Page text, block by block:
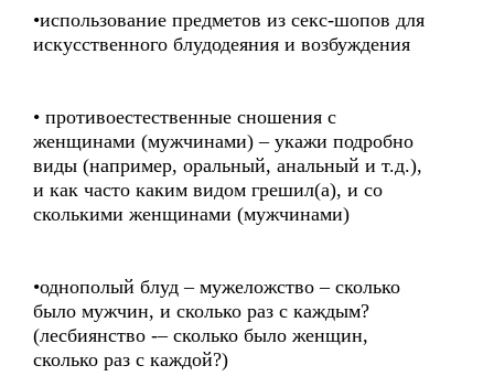
•использование предметов из секс-шопов для
искусственного блудодеяния и возбуждения
• противоестественные сношения с
женщинами (мужчинами) – укажи подробно
виды (например, оральный, анальный и т.д.),
и как часто каким видом грешил(а), и со
сколькими женщинами (мужчинами)
•однополый блуд – мужеложство – сколько
было мужчин, и сколько раз с каждым?
(лесбиянство -– сколько было женщин,
сколько раз с каждой?)